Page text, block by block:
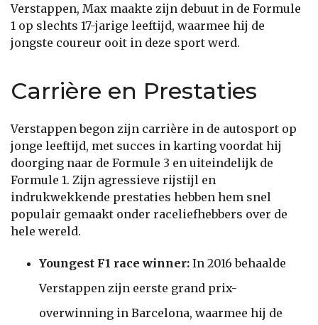
Verstappen, Max maakte zijn debuut in de Formule
1 op slechts 17-jarige leeftijd, waarmee hij de
jongste coureur ooit in deze sport werd.
Carrière en Prestaties
Verstappen begon zijn carrière in de autosport op
jonge leeftijd, met succes in karting voordat hij
doorging naar de Formule 3 en uiteindelijk de
Formule 1. Zijn agressieve rijstijl en
indrukwekkende prestaties hebben hem snel
populair gemaakt onder raceliefhebbers over de
hele wereld.
Youngest F1 race winner: In 2016 behaalde
Verstappen zijn eerste grand prix-
overwinning in Barcelona, waarmee hij de